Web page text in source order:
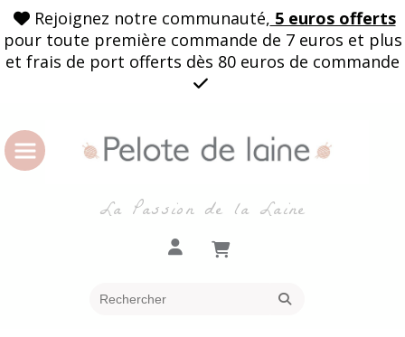
 Rejoignez notre communauté, 5 euros offerts
pour toute première commande de 7 euros et plus
et frais de port offerts dès 80 euros de commande

La Passion de la Laine